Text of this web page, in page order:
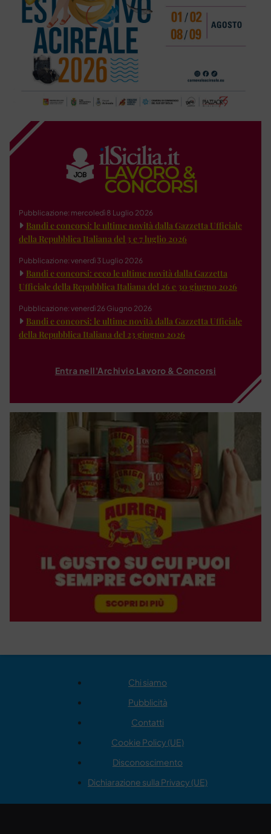
Pubblicazione: mercoledì 8 Luglio 2026
Bandi e concorsi: le ultime novità dalla Gazzetta Ufficiale
della Repubblica Italiana del 3 e 7 luglio 2026
Pubblicazione: venerdì 3 Luglio 2026
Bandi e concorsi: ecco le ultime novità dalla Gazzetta
Ufficiale della Repubblica Italiana del 26 e 30 giugno 2026
Pubblicazione: venerdì 26 Giugno 2026
Bandi e concorsi: le ultime novità dalla Gazzetta Ufficiale
della Repubblica Italiana del 23 giugno 2026
Entra nell'Archivio Lavoro & Concorsi
Chi siamo
Pubblicità
Contatti
Cookie Policy (UE)
Disconoscimento
Dichiarazione sulla Privacy (UE)